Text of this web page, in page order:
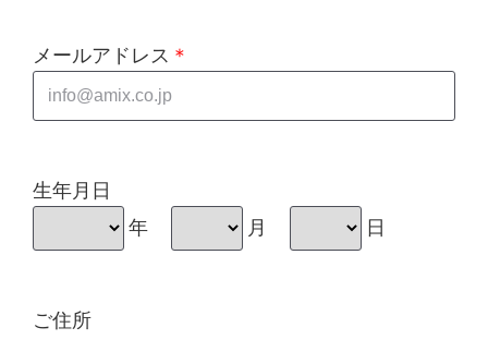
メールアドレス ＊
生年月日
年
月 日
ご住所